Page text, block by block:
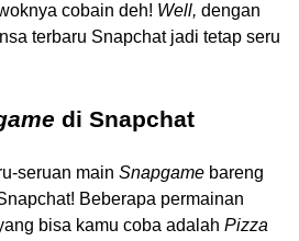
cobain deh! Well, dengan
terbaru Snapchat jadi tetap seru
di Snapchat
seruan main Snapgame bareng
Beberapa permainan
bisa kamu coba adalah Pizza